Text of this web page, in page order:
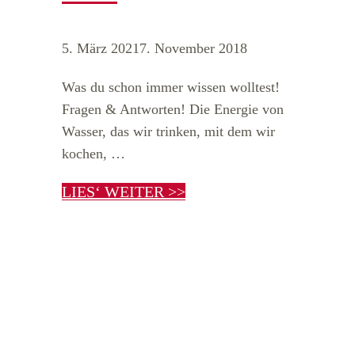
5. März 2021 7. November 2018
Was du schon immer wissen wolltest!
Fragen & Antworten! Die Energie von
Wasser, das wir trinken, mit dem wir
kochen, …
LIES‘ WEITER >>